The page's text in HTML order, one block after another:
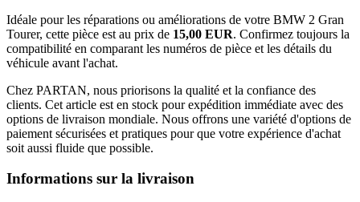
Idéale pour les réparations ou améliorations de votre BMW 2 Gran
Tourer, cette pièce est au prix de 15,00 EUR. Confirmez toujours la
compatibilité en comparant les numéros de pièce et les détails du
véhicule avant l'achat.
Chez PARTAN, nous priorisons la qualité et la confiance des
clients. Cet article est en stock pour expédition immédiate avec des
options de livraison mondiale. Nous offrons une variété d'options de
paiement sécurisées et pratiques pour que votre expérience d'achat
soit aussi fluide que possible.
Informations sur la livraison